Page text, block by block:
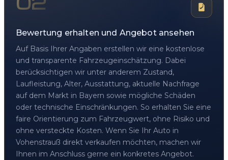
Bewertung erhalten und Angebot ansehen
Auf Basis Ihrer Angaben erstellen wir eine kostenlose
und transparente Fahrzeugeinschätzung. Dabei
berücksichtigen wir unter anderem Zustand,
Laufleistung, Alter, Ausstattung, aktuelle Nachfrage
auf dem Markt in Bayern sowie mögliche Schäden
oder technische Einschränkungen. So erhalten Sie eine
faire Orientierung zum Fahrzeugwert, ohne Risiko und
ohne versteckte Kosten. Wenn Sie Ihr Auto in
Vohenstrauß direkt verkaufen möchten, machen wir
Ihnen im Anschluss gerne ein konkretes Angebot.